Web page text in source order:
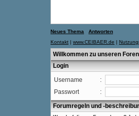
Neues Thema Antworten
Kontakt | www.CEIBAER.de |
Willkommen zu unseren
Login
Username
:
Passwort
:
Forumregeln und -